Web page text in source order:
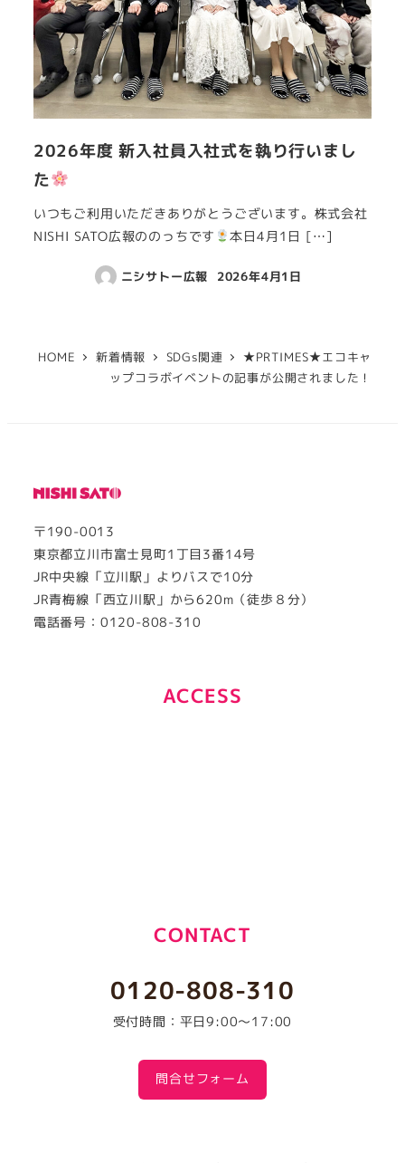
2026年度 新入社員入社式を執り行いまし
た
いつもご利用いただきありがとうございます。株式会社
NISHI SATO広報ののっちです
本日4月1日 […]
ニシサトー広報 2026年4月1日
HOME 新着情報 SDGs関連
★PRTIMES★エコキャ
ップコラボイベントの記事が公開されました！
〒190-0013
東京都立川市富士見町1丁目3番14号
JR中央線「立川駅」よりバスで10分
JR青梅線「西立川駅」から620m（徒歩８分）
電話番号：0120-808-310
ACCESS
CONTACT
0120-808-310
受付時間：平日9:00～17:00
問合せフォーム